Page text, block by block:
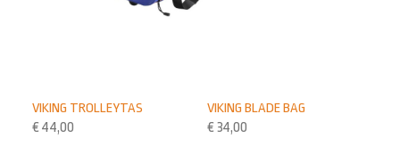
VIKING BLADE BAG
€ 34,00
VIKING TROLLEYTAS
€ 44,00